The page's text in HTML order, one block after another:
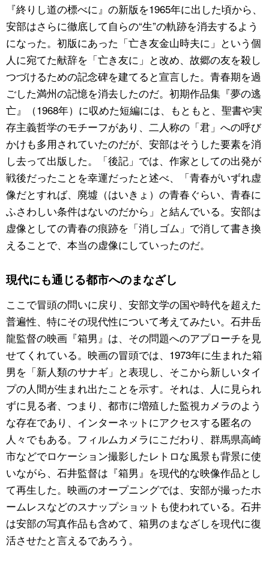
『終りし道の標べに』の新版を1965年に出した頃から、
安部はさらに徹底して自らの“生”の軌跡を消去するよう
になった。初版にあった「亡き友金山時夫に」という個
人に宛てた献辞を「亡き友に」と改め、故郷の友を殺し
つづけるための記念碑を建てると宣言した。青春期を過
ごした満州の記憶を消去したのだ。初期作品集『夢の逃
亡』（1968年）に収めた短編には、もともと、聖書や実
存主義哲学のモチーフがあり、二人称の「君」への呼び
かけも多用されていたのだが、安部はそうした要素を消
し去って出版した。「後記」では、作家としての出発が
戦後だったことを幸運だったと述べ、「青春がいずれ虚
像だとすれば、廃墟（はいきょ）の青春ぐらい、青春に
ふさわしい条件はないのだから」と結んでいる。安部は
虚像としての青春の痕跡を「消しゴム」で消して書き換
えることで、本当の虚像にしていったのだ。
現代にも通じる都市へのまなざし
ここで冒頭の問いに戻り、安部文学の国や時代を超えた
普遍性、特にその現代性について考えてみたい。石井岳
龍監督の映画『箱男』は、その問題へのアプローチを見
せてくれている。映画の冒頭では、1973年に生まれた箱
男を「新人類のサナギ」と表現し、そこから新しいタイ
プの人間が生まれ出たことを示す。それは、人に見られ
ずに見る者、つまり、都市に増殖した監視カメラのよう
な存在であり、インターネットにアクセスする匿名の
人々でもある。フィルムカメラにこだわり、群馬県高崎
市などでロケーション撮影したレトロな風景も背景に使
いながら、石井監督は『箱男』を現代的な映像作品とし
て再生した。映画のオープニングでは、安部が撮ったホ
ームレスなどのスナップショットも使われている。石井
は安部の写真作品も含めて、箱男のまなざしを現代に復
活させたと言えるであろう。